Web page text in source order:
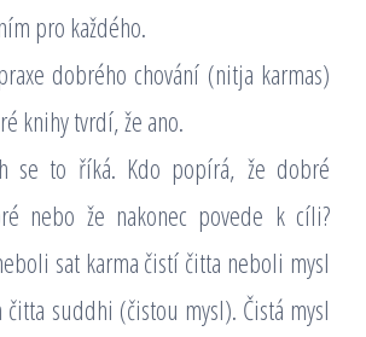
pro každého.
dobrého chování (nitja karmas)
knihy tvrdí, že ano.
se to říká. Kdo popírá, že dobré
nebo že nakonec povede k cíli?
sat karma čistí čitta neboli mysl
čitta suddhi (čistou mysl). Čistá mysl